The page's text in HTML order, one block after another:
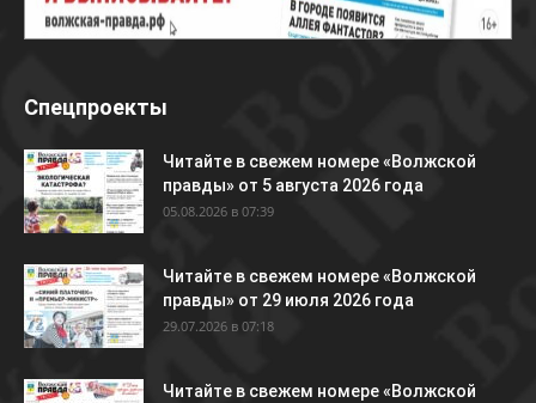
Спецпроекты
Читайте в свежем номере «Волжской
правды» от 5 августа 2026 года
05.08.2026 в 07:39
Читайте в свежем номере «Волжской
правды» от 29 июля 2026 года
29.07.2026 в 07:18
Читайте в свежем номере «Волжской